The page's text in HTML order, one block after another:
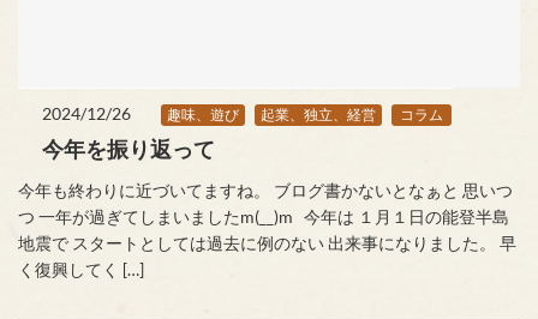
2024/12/26 趣味、遊び 起業、独立、経営 コラム
今年を振り返って
今年も終わりに近づいてますね。 ブログ書かないとなぁと 思いつ
つ 一年が過ぎてしまいましたm(__)m 今年は １月１日の能登半島
地震で スタートとしては過去に例のない 出来事になりました。 早
く復興してく […]